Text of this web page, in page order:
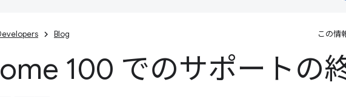
Blog この情
100 でのサポートの